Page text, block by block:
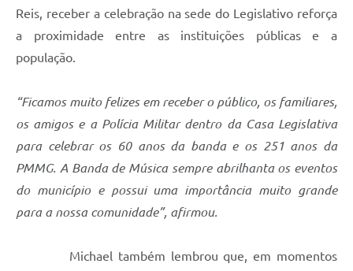
Reis, receber a celebração na sede do Legislativo reforça
a proximidade entre as instituições públicas e a
população.
“Ficamos muito felizes em receber o público, os familiares,
os amigos e a Polícia Militar dentro da Casa Legislativa
para celebrar os 60 anos da banda e os 251 anos da
PMMG. A Banda de Música sempre abrilhanta os eventos
do município e possui uma importância muito grande
para a nossa comunidade”, afirmou.
Michael também lembrou que, em momentos